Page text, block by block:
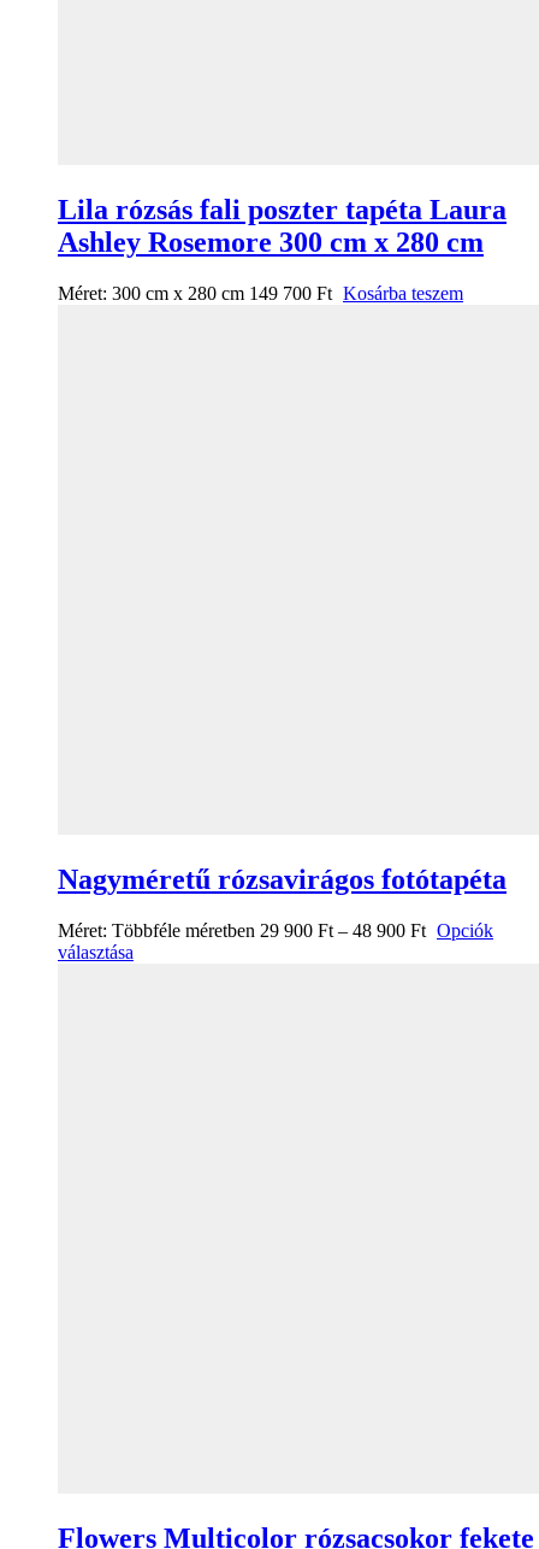
Lila rózsás fali poszter tapéta Laura
Ashley Rosemore 300 cm x 280 cm
Méret: 300 cm x 280 cm 149 700 Ft Kosárba teszem
Nagyméretű rózsavirágos fotótapéta
Méret: Többféle méretben 29 900 Ft – 48 900 Ft Opciók
választása
Flowers Multicolor rózsacsokor fekete